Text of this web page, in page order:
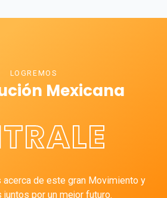
LOGREMOS
Mexicana
acerca de este gran Movimiento y
juntos por un mejor futuro.